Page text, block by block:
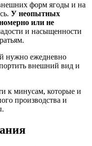
форм ягоды и на
У неопытных
или не
и насыщенности
нужно ежедневно
внешний вид и
к минусам, которые и
производства и